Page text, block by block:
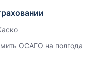
ОСАГО на полгода